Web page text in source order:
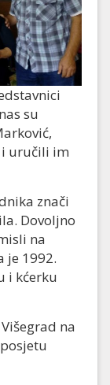
su
uručili im
znači
Dovoljno
na
je 1992.
i kćerku
na